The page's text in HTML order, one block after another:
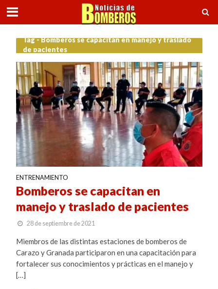
Tag - Bomberos se capacitan en manejo y traslado
de pacientes
ENTRENAMIENTO
Bomberos se capacitan en
manejo y traslado de pacientes
28 de septiembre de 2021
Miembros de las distintas estaciones de bomberos de
Carazo y Granada participaron en una capacitación para
fortalecer sus conocimientos y prácticas en el manejo y
[…]